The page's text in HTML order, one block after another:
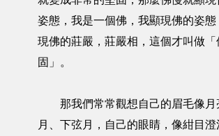
姿態，我是一個佛，我顯現佛的姿
現佛的莊嚴，莊嚴相，這個才叫做「
固」。
那我們常常觀想自己的眉毛像月
月、下弦月，自己的眼睛，像紺目